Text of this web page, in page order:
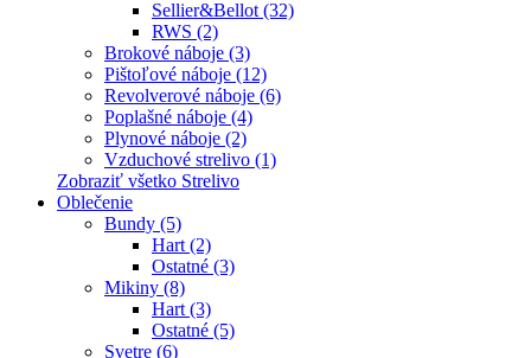
Sellier&Bellot (32)
RWS (2)
Brokové náboje (3)
Pištoľové náboje (12)
Revolverové náboje (6)
Poplašné náboje (4)
Plynové náboje (2)
Vzduchové strelivo (1)
Zobraziť všetko Strelivo
Oblečenie
Bundy (5)
Hart (2)
Ostatné (3)
Mikiny (8)
Hart (3)
Ostatné (5)
Svetre (6)